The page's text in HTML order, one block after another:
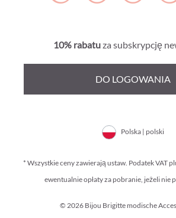
10% rabatuza subskrypcję
DO LOGOWANIA
Polska | polski
* Wszystkie ceny zawierają ustaw. Podatek VAT
ewentualnie opłaty za pobranie, jeżeli nie
© 2026 Bijou Brigitte modische